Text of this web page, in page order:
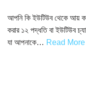
আপনি কি ইউটিউব থেকে আয়
করার ১২ পদ্ধতি বা ইউটিউব
যা আপনাকে… Read